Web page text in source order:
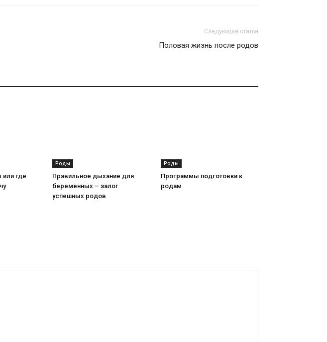
Следующая статья
Половая жизнь после родов
где
Роды
Правильное дыхание для
беременных – залог
успешных родов
Роды
Программы подготовки к
родам